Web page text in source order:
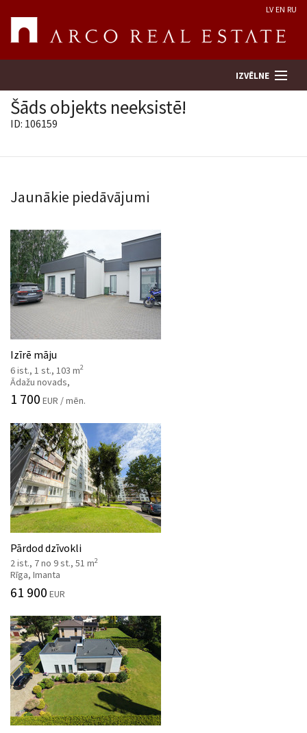
LV EN RU
IZVĒLNE
Uzņēmums
Pakalpojumi
Kontakti
Šāds objekts neeksistē!
ID: 106159
Jaunākie piedāvājumi
Izīrē māju
6 ist., 1 st., 103 m2
Ādažu novads,
1 700 EUR / mēn.
Pārdod dzīvokli
2 ist., 7 no 9 st., 51 m2
Rīga, Imanta
61 900 EUR